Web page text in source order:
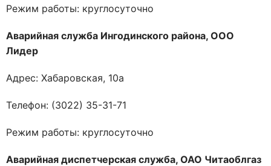
Режим работы: круглосуточно
Аварийная служба Ингодинского района, ООО
Лидер
Адрес: Хабаровская, 10а
Телефон: (3022) 35-31-71
Режим работы: круглосуточно
Аварийная диспетчерская служба, ОАО Читаоблгаз